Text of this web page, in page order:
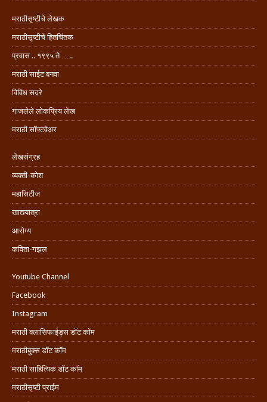
मराठीसृष्टीचे लेखक
मराठीसृष्टीचे हितचिंतक
प्रवास .. १९९५ ते …..
मराठी साईट बनवा
विविध सदरे
गाजलेले लोकप्रिय लेख
मराठी सॉफ्टवेअर
लेखसंग्रह
व्यक्ती-कोश
महासिटीज
खाद्ययात्रा
आरोग्य
कविता-गझल
Youtube Channel
Facebook
Instagram
मराठी क्लासिफाईड्स डॉट कॉम
मराठीबुक्स डॉट कॉम
मराठी साहित्यिक डॉट कॉम
मराठीसृष्टी प्राईम